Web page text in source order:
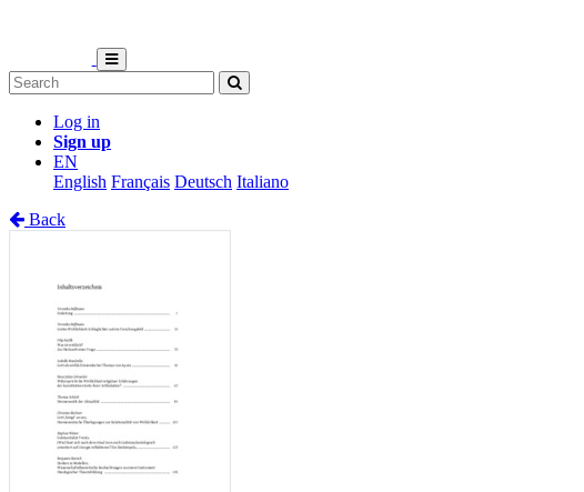
Log in
Sign up
EN
English Français Deutsch Italiano
Back